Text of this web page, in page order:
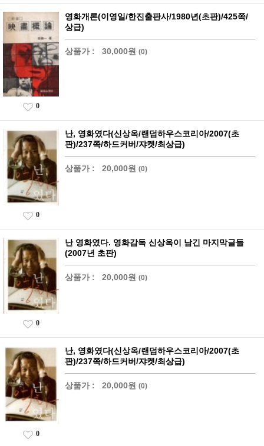
영화개론(이영일/한진출판사/1980년(초판)/425쪽/
상급)
상품가 : 30,000원 (0)
0
난, 영화였다(신상옥/랜덤하우스코리아/2007(초
판)/237쪽/하드커버/쟈켓/최상급)
상품가 : 20,000원 (0)
0
난 영화였다. 영화감독 신상옥이 남긴 마지막글들
(2007년 초판)
상품가 : 20,000원 (0)
0
난, 영화였다(신상옥/랜덤하우스코리아/2007(초
판)/237쪽/하드커버/쟈켓/최상급)
상품가 : 20,000원 (0)
0